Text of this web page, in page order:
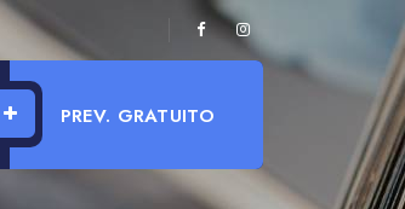
PREV. GRATUITO